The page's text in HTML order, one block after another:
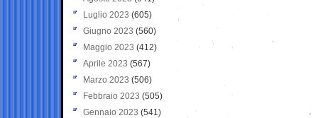
Luglio 2023 (605)
Giugno 2023 (560)
Maggio 2023 (412)
Aprile 2023 (567)
Marzo 2023 (506)
Febbraio 2023 (505)
Gennaio 2023 (541)